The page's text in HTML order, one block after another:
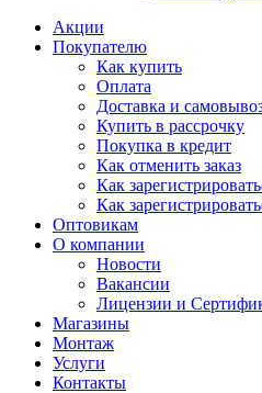
Акции
Покупателю
Как купить
Оплата
Доставка и
Купить в рассрочку
Покупка в кредит
Как отменить заказ
Как
Как
Оптовикам
О компании
Новости
Вакансии
Лицензии и
Магазины
Монтаж
Услуги
Контакты